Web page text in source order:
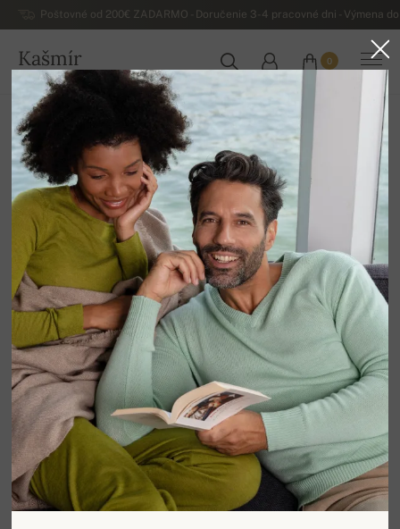
Poštovné od 200€ ZADARMO - Doručenie 3-4 pracovné dni - Výmena
Kašmír
SLOVENSKO
0
Domov
Luxusné dámske kašmírové svetre
Dámske hrubé zimné kašmírové svetre